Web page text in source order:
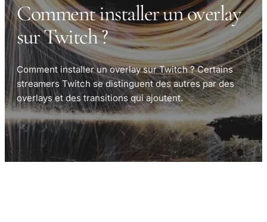
Comment installer un overlay
sur Twitch ?​
Comment installer un overlay sur Twitch ? Certains
streamers Twitch se distinguent des autres par des
overlays et des transitions qui ajoutent.